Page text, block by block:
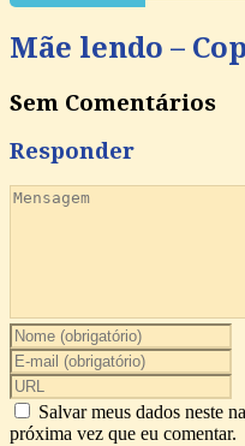
Mãe lendo –
Sem Comentários
Responder
Salvar meus dados neste
próxima vez que eu comentar.